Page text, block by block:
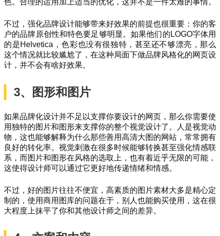
不过，强化品牌设计能够带来好效果的前提也很重要：你的客
户的品牌原创性和特色要足够明显。如果他们的LOGO字体用
的是Helvetica，色彩也没有很独特，甚至还不够漂亮，那么
这个情况就比较尴尬了，在这种局面下做品牌风格化的网页设
计，并不会有啥好效果。
3、图形和图片
如果品牌化设计并不足以支撑你要设计的网页，那么你需要使
用独特的图片和图形来支撑你的整个视觉设计了。人是视觉动
物，这也能够解释为什么那些善用高清大图的网站，常常拥有
良好的转化率。视觉刺激在很多时候能够转换甚至强化情感联
系，而图片和图形在风格的选取上，也有着近乎无限的可能，
这使得设计师可以通过它更好地传递情绪和情感。
不过，好的图片往往不便宜，高素质的图片素材大多是精心定
制的，使用商用图库的问题在于，别人也能购买使用，这在很
大程度上抹平了你和其他设计师之间的差异。